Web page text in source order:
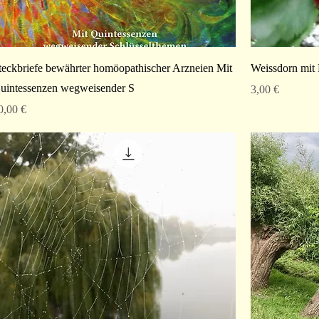
bewährter homöopathischer Arzneien Mit
wegweisender S
€
Weissdorn mit
Preis
3,00 €